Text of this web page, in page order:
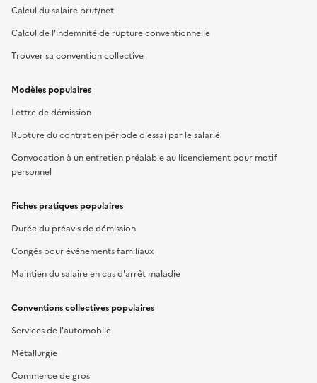
Calcul du salaire brut/net
Calcul de l'indemnité de rupture conventionnelle
Trouver sa convention collective
Modèles populaires
Lettre de démission
Rupture du contrat en période d'essai par le salarié
Convocation à un entretien préalable au licenciement pour motif
personnel
Fiches pratiques populaires
Durée du préavis de démission
Congés pour événements familiaux
Maintien du salaire en cas d'arrêt maladie
Conventions collectives populaires
Services de l'automobile
Métallurgie
Commerce de gros